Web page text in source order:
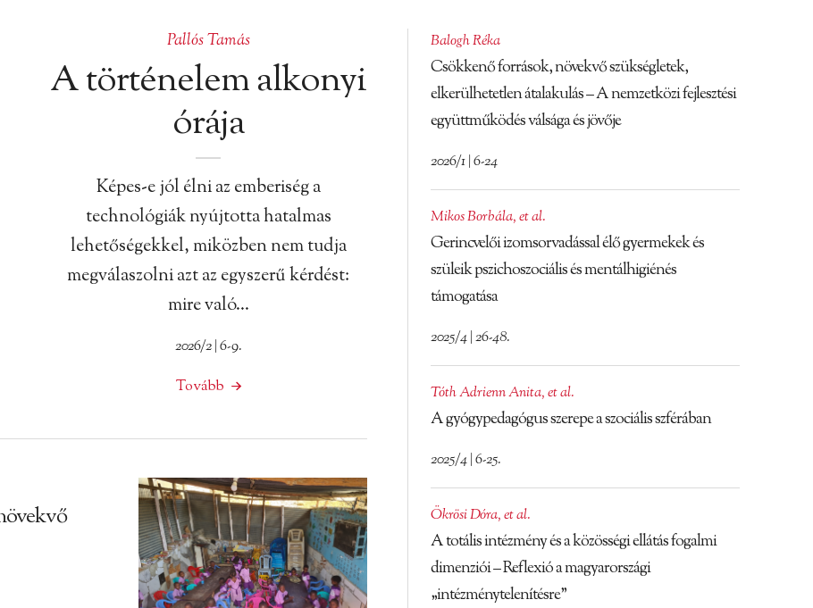
Pallós Tamás
A történelem alkonyi
órája
Képes-e jól élni az emberiség a
technológiák nyújtotta hatalmas
lehetőségekkel, miközben nem tudja
megválaszolni azt az egyszerű kérdést:
mire való…
2026/2 | 6-9.
Tovább
Balogh Réka
Csökkenő források, növekvő szükségletek,
elkerülhetetlen átalakulás – A nemzetközi fejlesztési
együttműködés válsága és jövője
2026/1 | 6-24
Mikos Borbála,et al.
Gerincvelői izomsorvadással élő gyermekek és
szüleik pszichoszociális és mentálhigiénés
támogatása
2025/4 | 26-48.
Tóth Adrienn Anita,et al.
A gyógypedagógus szerepe a szociális szférában
2025/4 | 6-25.
Ökrösi Dóra,et al.
A totális intézmény és a közösségi ellátás fogalmi
dimenziói – Reflexió a magyarországi
„intézménytelenítésre”